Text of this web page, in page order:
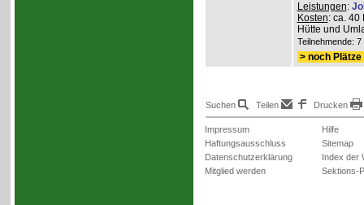
Leistungen:
Kosten: ca. 40
Hütte und
Teilnehmende:
> noch
Suchen Teilen Drucken
Impressum
Haftungsausschluss
Datenschutzerklärung
Mitglied werden
Hilfe
Sitemap
Index der
Sektions-